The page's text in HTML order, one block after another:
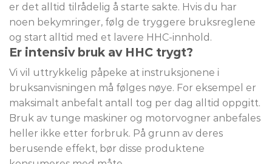
er det alltid tilrådelig å starte sakte. Hvis du har
noen bekymringer, følg de tryggere bruksreglene
og start alltid med et lavere HHC-innhold.
Er intensiv bruk av HHC trygt?
Vi vil uttrykkelig påpeke at instruksjonene i
bruksanvisningen må følges nøye. For eksempel er
maksimalt anbefalt antall tog per dag alltid oppgitt.
Bruk av tunge maskiner og motorvogner anbefales
heller ikke etter forbruk. På grunn av deres
berusende effekt, bør disse produktene